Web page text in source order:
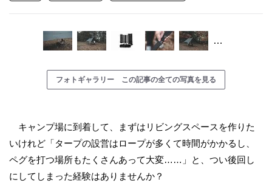
…
フォトギャラリー この記事の全ての写真を見る
キャンプ場に到着して、まずはリビングスペースを作りた
いけれど「タープの設営はロープが多くて時間がかかるし、
ペグを打つ場所もたくさんあって大変……」と、つい後回し
にしてしまった経験はありませんか？